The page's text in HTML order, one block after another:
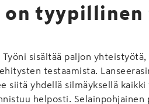
on tyypillinen
sisältää paljon
testaamista.
siitä yhdellä silmäyksellä
helposti. Selainpohjainen